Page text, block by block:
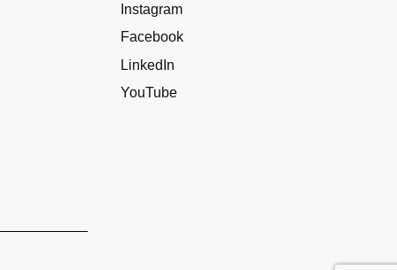
Instagram
Facebook
LinkedIn
YouTube